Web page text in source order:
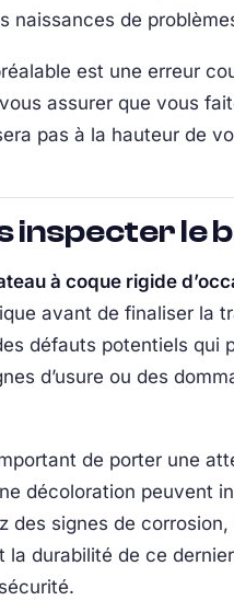
naissances de
est une erreur
assurer que vous
pas à la hauteur de
inspecter le
à coque rigide
avant de finaliser la
défauts potentiels
d’usure ou des
de porter une
décoloration peuvent
des signes de
la durabilité de ce